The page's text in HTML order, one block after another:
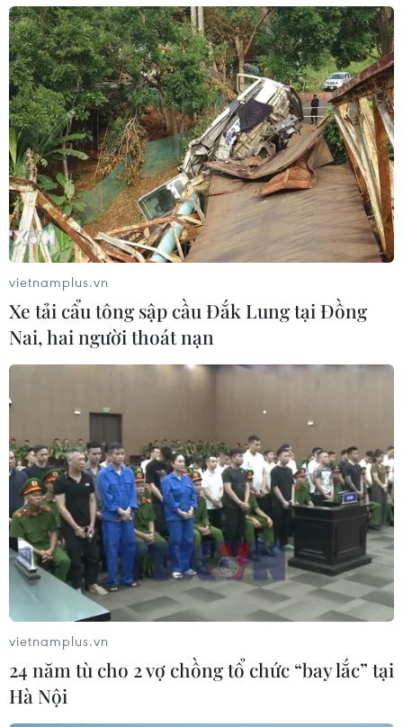
vietnamplus.vn
Xe tải cẩu tông sập cầu Đắk Lung tại Đồng
Nai, hai người thoát nạn
vietnamplus.vn
24 năm tù cho 2 vợ chồng tổ chức “bay lắc” tại
Hà Nội